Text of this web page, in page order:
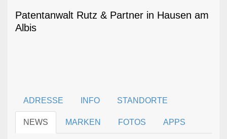
Patentanwalt Rutz & Partner in Hausen am
Albis
ADRESSE INFO STANDORTE
NEWS MARKEN FOTOS APPS